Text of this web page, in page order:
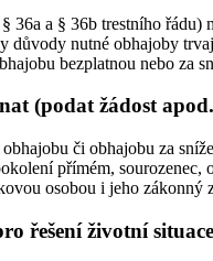
36a a § 36b trestního
nutné obhajoby
bezplatnou nebo za
(podat žádost
či obhajobu za
přímém,
osobou i jeho zákonný
řešení životní situace